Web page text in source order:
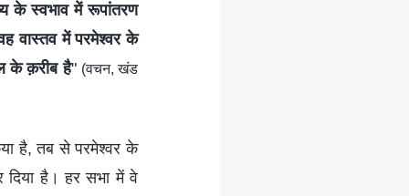
के स्वभाव में रूपांतरण
वास्तव में परमेश्वर के
के क़रीब है" (वचन, खंड
है, तब से परमेश्वर के
है। हर सभा में वे